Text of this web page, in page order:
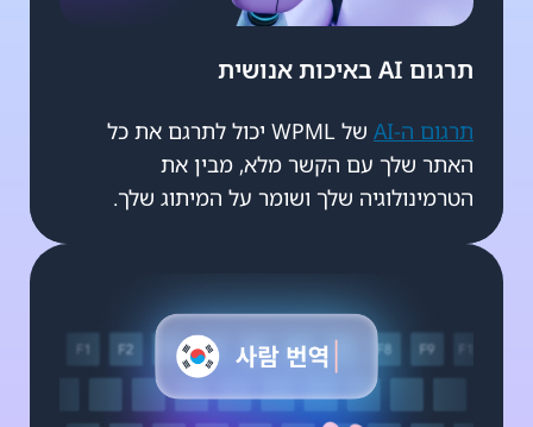
תרגום AI באיכות אנושית
תרגום ה-AI
של WPML יכול לתרגם את כל
האתר שלך עם הקשר מלא, מבין את
הטרמינולוגיה שלך ושומר על המיתוג שלך.